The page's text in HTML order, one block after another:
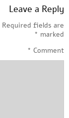
Leave a Reply
Required fields are
marked
*
Comment
*